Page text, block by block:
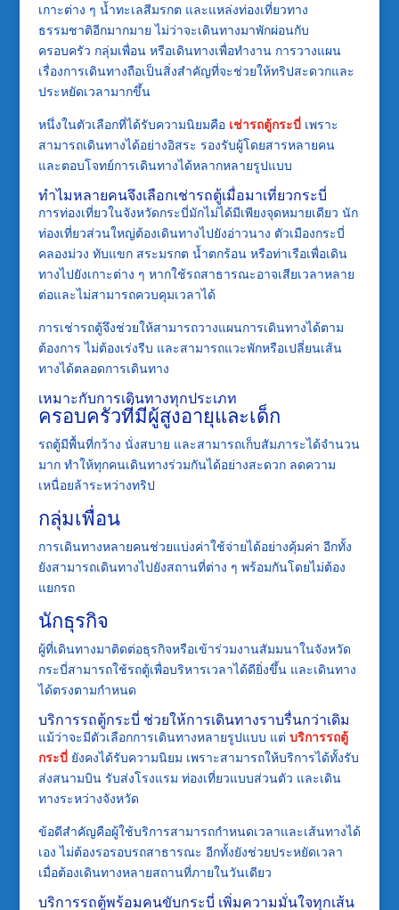
เกาะต่าง ๆ น้ำทะเลสีมรกต และแหล่งท่องเที่ยวทาง
ธรรมชาติอีกมากมาย ไม่ว่าจะเดินทางมาพักผ่อนกับ
ครอบครัว กลุ่มเพื่อน หรือเดินทางเพื่อทำงาน การวางแผน
เรื่องการเดินทางถือเป็นสิ่งสำคัญที่จะช่วยให้ทริปสะดวกและ
ประหยัดเวลามากขึ้น
หนึ่งในตัวเลือกที่ได้รับความนิยมคือ เช่ารถตู้กระบี่เพราะ
สามารถเดินทางได้อย่างอิสระ รองรับผู้โดยสารหลายคน
และตอบโจทย์การเดินทางได้หลากหลายรูปแบบ
ทำไมหลายคนจึงเลือกเช่ารถตู้เมื่อมาเที่ยวกระบี่
การท่องเที่ยวในจังหวัดกระบี่มักไม่ได้มีเพียงจุดหมายเดียว นัก
ท่องเที่ยวส่วนใหญ่ต้องเดินทางไปยังอ่าวนาง ตัวเมืองกระบี่
คลองม่วง ทับแขก สระมรกต น้ำตกร้อน หรือท่าเรือเพื่อเดิน
ทางไปยังเกาะต่าง ๆ หากใช้รถสาธารณะอาจเสียเวลาหลาย
ต่อและไม่สามารถควบคุมเวลาได้
การเช่ารถตู้จึงช่วยให้สามารถวางแผนการเดินทางได้ตาม
ต้องการ ไม่ต้องเร่งรีบ และสามารถแวะพักหรือเปลี่ยนเส้น
ทางได้ตลอดการเดินทาง
เหมาะกับการเดินทางทุกประเภท
ครอบครัวที่มีผู้สูงอายุและเด็ก
รถตู้มีพื้นที่กว้าง นั่งสบาย และสามารถเก็บสัมภาระได้จำนวน
มาก ทำให้ทุกคนเดินทางร่วมกันได้อย่างสะดวก ลดความ
เหนื่อยล้าระหว่างทริป
กลุ่มเพื่อน
การเดินทางหลายคนช่วยแบ่งค่าใช้จ่ายได้อย่างคุ้มค่า อีกทั้ง
ยังสามารถเดินทางไปยังสถานที่ต่าง ๆ พร้อมกันโดยไม่ต้อง
แยกรถ
นักธุรกิจ
ผู้ที่เดินทางมาติดต่อธุรกิจหรือเข้าร่วมงานสัมมนาในจังหวัด
กระบี่สามารถใช้รถตู้เพื่อบริหารเวลาได้ดียิ่งขึ้น และเดินทาง
ได้ตรงตามกำหนด
บริการรถตู้กระบี่ ช่วยให้การเดินทางราบรื่นกว่าเดิม
แม้ว่าจะมีตัวเลือกการเดินทางหลายรูปแบบ แต่ บริการรถตู้
กระบี่ ยังคงได้รับความนิยม เพราะสามารถให้บริการได้ทั้งรับ
ส่งสนามบิน รับส่งโรงแรม ท่องเที่ยวแบบส่วนตัว และเดิน
ทางระหว่างจังหวัด
ข้อดีสำคัญคือผู้ใช้บริการสามารถกำหนดเวลาและเส้นทางได้
เอง ไม่ต้องรอรอบรถสาธารณะ อีกทั้งยังช่วยประหยัดเวลา
เมื่อต้องเดินทางหลายสถานที่ภายในวันเดียว
บริการรถตู้พร้อมคนขับกระบี่ เพิ่มความมั่นใจทุกเส้น